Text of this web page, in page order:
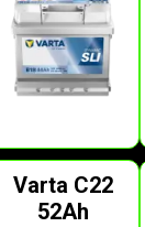
Varta C22
52Ah